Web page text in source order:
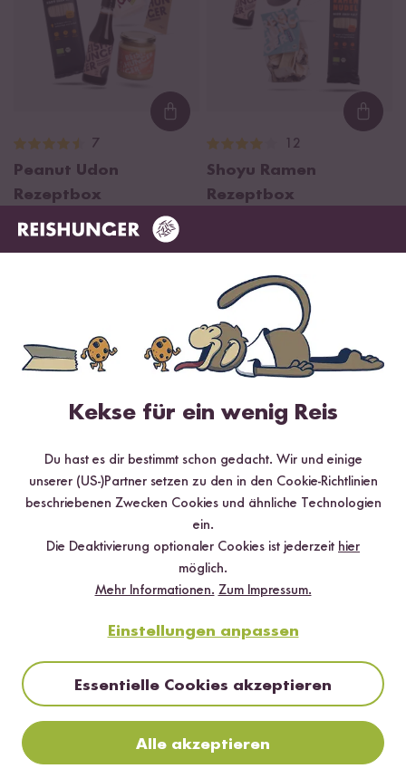
Loading...
7
Peanut Udon
Rezeptbox
Niedrigster Preis der letzten 30 Tage:
CHF 21.90
12
Shoyu Ramen
Rezeptbox
Loading...
Rezeptbox
Niedrigster Preis der letzten 30 Tage:
Du willst noch mehr Kochboxen?
Entdecke jetzt noch mehr Kochboxen aus aller Welt!
Kekse für ein wenig Reis
Du hast es dir bestimmt schon gedacht. Wir und einige
unserer (US-)Partner setzen zu den in den Cookie-Richtlinien
beschriebenen Zwecken Cookies und ähnliche Technologien
ein.
Die Deaktivierung optionaler Cookies ist jederzeit hier
möglich.
Mehr Informationen. Zum Impressum.
Einstellungen anpassen
Essentielle Cookies akzeptieren
Alle akzeptieren